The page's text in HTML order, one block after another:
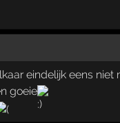
eindelijk eens niet
goeie